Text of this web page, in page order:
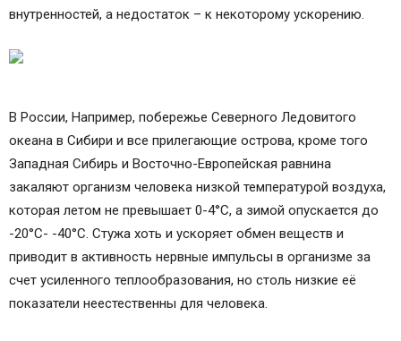
внутренностей, а недостаток – к некоторому ускорению.
В России, Например, побережье Северного Ледовитого
океана в Сибири и все прилегающие острова, кроме того
Западная Сибирь и Восточно-Европейская равнина
закаляют организм человека низкой температурой воздуха,
которая летом не превышает 0-4°С, а зимой опускается до
-20°С- -40°С. Стужа хоть и ускоряет обмен веществ и
приводит в активность нервные импульсы в организме за
счет усиленного теплообразования, но столь низкие её
показатели неестественны для человека.